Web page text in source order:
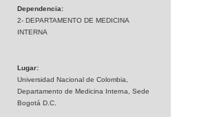
Dependencia:
2- DEPARTAMENTO DE MEDICINA
INTERNA
Lugar:
Universidad Nacional de Colombia,
Departamento de Medicina Interna, Sede
Bogotá D.C.